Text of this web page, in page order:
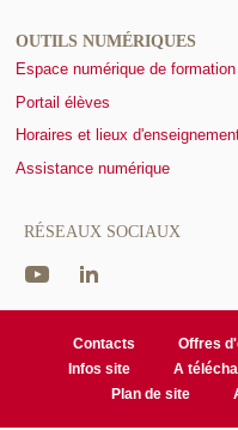
OUTILS NUMÉRIQUES
Espace numérique de formation
Portail élèves
Horaires et lieux
Assistance numérique
RÉSEAUX SOCIAUX
Contacts Offres
Infos site
A
Plan de site